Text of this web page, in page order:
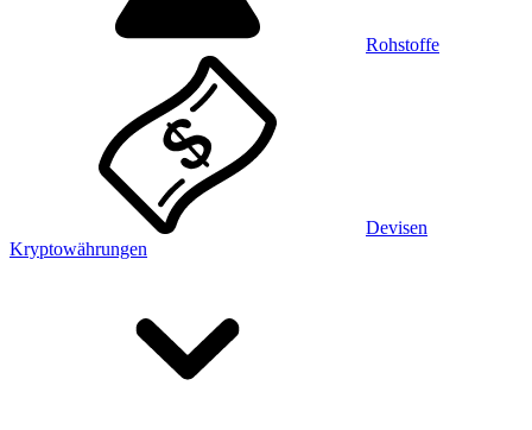
Rohstoffe
Devisen
Kryptowährungen